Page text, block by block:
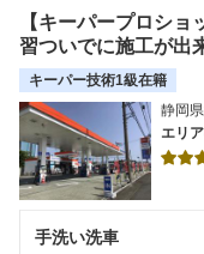
【キーパープロシ
習ついでに施工が出
合は代車も事前予約
キーパー技術1級在籍
静岡
エリ
手洗い洗車